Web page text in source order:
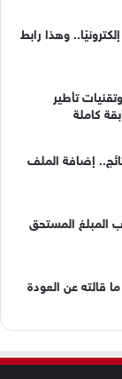
عدل لشهر جويلية 2026 متاحة إلكترونيًا.. وهذا رابط
تأطير
إضافة الملف
750 يورو”: احسب المبلغ المستحق
قالته عن العودة